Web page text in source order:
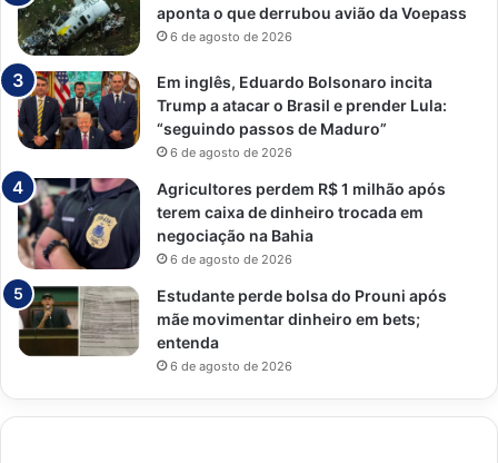
aponta o que derrubou avião da Voepass
6 de agosto de 2026
Em inglês, Eduardo Bolsonaro incita
Trump a atacar o Brasil e prender Lula:
“seguindo passos de Maduro”
6 de agosto de 2026
Agricultores perdem R$ 1 milhão após
terem caixa de dinheiro trocada em
negociação na Bahia
6 de agosto de 2026
Estudante perde bolsa do Prouni após
mãe movimentar dinheiro em bets;
entenda
6 de agosto de 2026